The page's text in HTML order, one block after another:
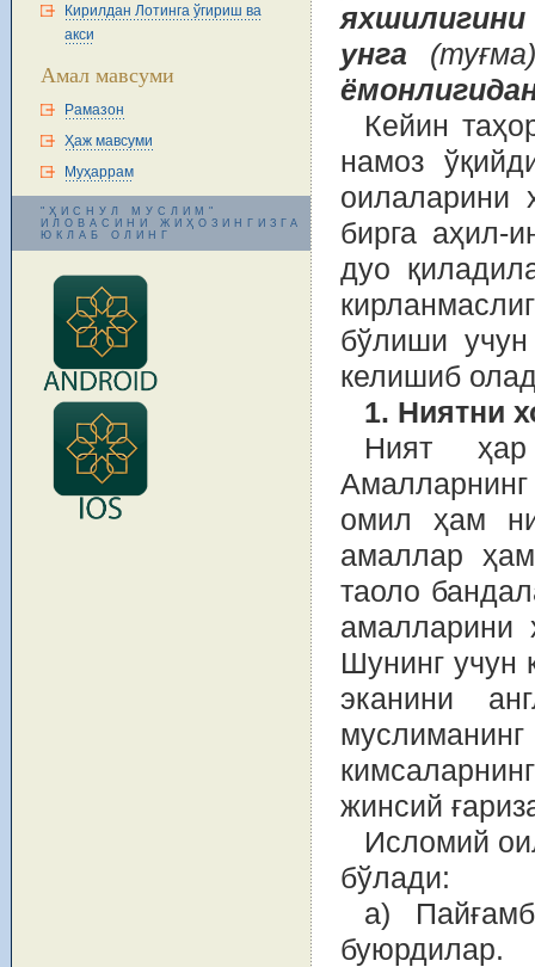
Кирилдан Лотинга ўгириш ва
акси
Амал мавсуми
Рамазон
Ҳаж мавсуми
Муҳаррам
"ҲИСНУЛ МУСЛИМ"
ИЛОВАСИНИ ЖИҲОЗИНГИЗГА
ЮКЛАБ ОЛИНГ
унга
Кейин
намоз
оилаларини
бирга аҳил-
дуо
бўлиши
келишиб
1. Ниятни
Ният
омил ҳам
амаллар
таоло
амалларини
Шунинг учун
эканини
жинсий
Исломий
бўлади:
а)
буюрдилар.